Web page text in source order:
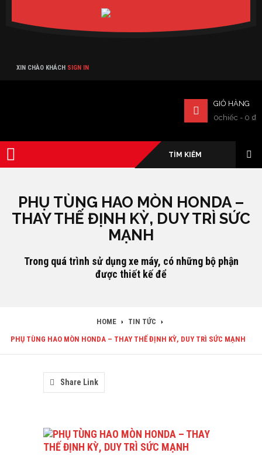
XIN CHÀO KHÁCH SIGN IN
GIỎ HÀNG
0chiếc - 0 ₫
PHỤ TÙNG HAO MÒN HONDA –
THAY THẾ ĐỊNH KỲ, DUY TRÌ SỨC
MẠNH
Trong quá trình sử dụng xe máy, có những bộ phận
được thiết kế để
HOME › TIN TỨC ›
PHỤ TÙNG HAO MÒN HONDA – THAY THẾ ĐỊNH KỲ, DUY TRÌ SỨC MẠNH
Share Link